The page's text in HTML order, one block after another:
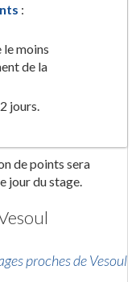
:
le moins
de la
jours.
de points sera
jour du stage.
proches de Vesoul